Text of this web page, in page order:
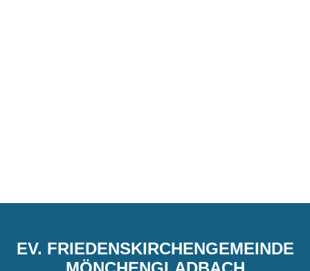
EV. FRIEDENSKIRCHENGEMEINDE